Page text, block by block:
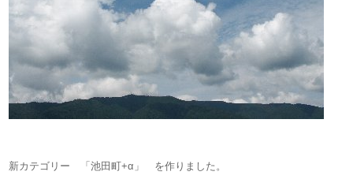
新カテゴリー 「池田町+α」 を作りました。